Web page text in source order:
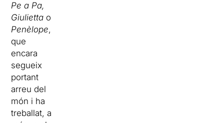
Pe a Pa,
Giuliettao
Penèlope,
que
encara
segueix
portant
arreu del
món i ha
treballat, a